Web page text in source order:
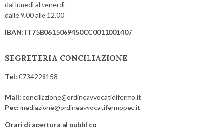
dal lunedì al venerdì
dalle 9,00 alle 12,00
IBAN: IT75B0615069450CC0011001407
SEGRETERIA CONCILIAZIONE
Tel: 0734228158
Mail: conciliazione@ordineavvocatidifermo.it
Pec: mediazione@ordineavvocatifermopec.it
Orari di apertura al pubblico